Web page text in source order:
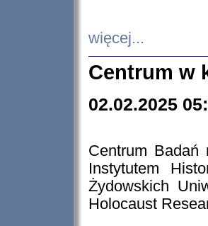
więcej...
Centrum w
02.02.2025
Centrum Badań
Instytutem
Żydowskich
Holocaust